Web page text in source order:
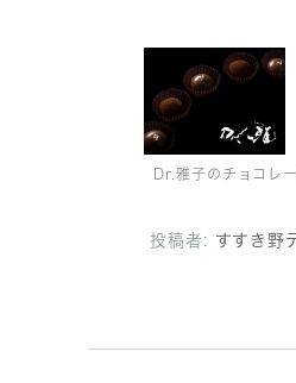
Dr.雅子のチョコレ
投稿者: すすき野